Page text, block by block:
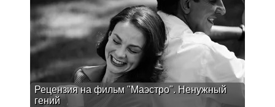
Рецензия на фильм "Маэстро". Ненужный
гений